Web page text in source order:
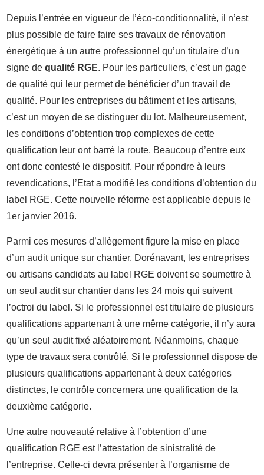
Depuis l’entrée en vigueur de l’éco-conditionnalité, il n’est
plus possible de faire faire ses travaux de rénovation
énergétique à un autre professionnel qu’un titulaire d’un
signe de qualité RGE. Pour les particuliers, c’est un gage
de qualité qui leur permet de bénéficier d’un travail de
qualité. Pour les entreprises du bâtiment et les artisans,
c’est un moyen de se distinguer du lot. Malheureusement,
les conditions d’obtention trop complexes de cette
qualification leur ont barré la route. Beaucoup d’entre eux
ont donc contesté le dispositif. Pour répondre à leurs
revendications, l’Etat a modifié les conditions d’obtention du
label RGE. Cette nouvelle réforme est applicable depuis le
1er janvier 2016.
Parmi ces mesures d’allègement figure la mise en place
d’un audit unique sur chantier. Dorénavant, les entreprises
ou artisans candidats au label RGE doivent se soumettre à
un seul audit sur chantier dans les 24 mois qui suivent
l’octroi du label. Si le professionnel est titulaire de plusieurs
qualifications appartenant à une même catégorie, il n’y aura
qu’un seul audit fixé aléatoirement. Néanmoins, chaque
type de travaux sera contrôlé. Si le professionnel dispose de
plusieurs qualifications appartenant à deux catégories
distinctes, le contrôle concernera une qualification de la
deuxième catégorie.
Une autre nouveauté relative à l’obtention d’une
qualification RGE est l’attestation de sinistralité de
l’entreprise. Celle-ci devra présenter à l’organisme de